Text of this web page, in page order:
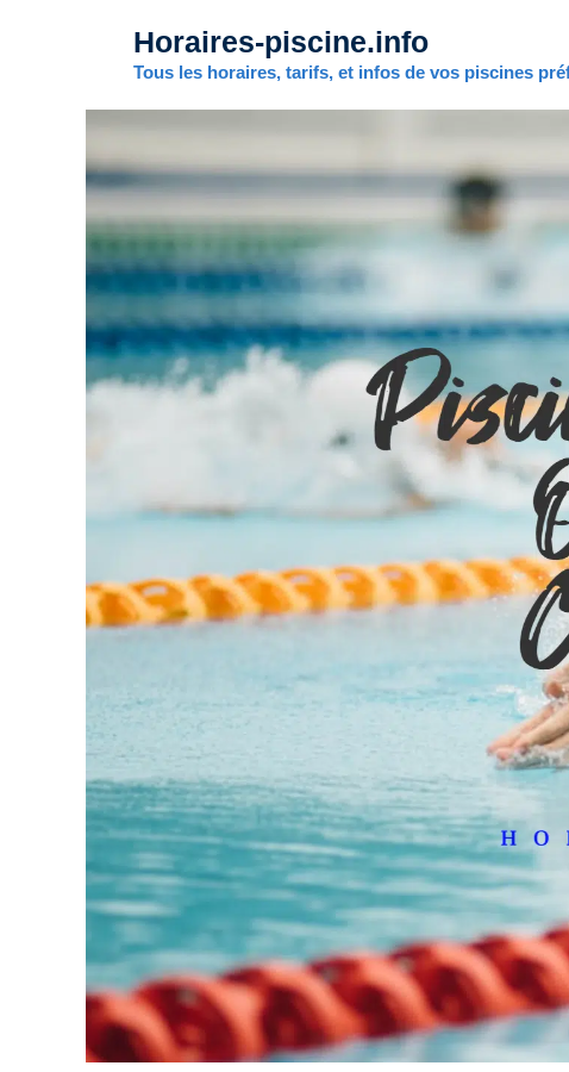
Horaires-piscine.info
Tous les horaires, tarifs, et infos de vos piscines